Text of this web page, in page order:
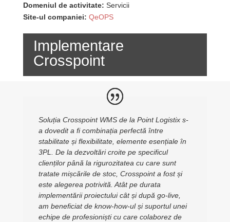
Domeniul de activitate: Servicii
Site-ul companiei: QeOPS
Implementare
Crosspoint
Soluția Crosspoint WMS de la Point Logistix s-
a dovedit a fi combinația perfectă între
stabilitate și flexibilitate, elemente esențiale în
3PL. De la dezvoltări croite pe specificul
clienților până la rigurozitatea cu care sunt
tratate mișcările de stoc, Crosspoint a fost și
este alegerea potrivită. Atât pe durata
implementării proiectului cât și după go-live,
am beneficiat de know-how-ul și suportul unei
echipe de profesioniști cu care colaborez de